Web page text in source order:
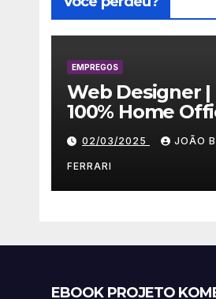
EMPREGOS
Web Designer |
100% Home
02/03/2025 JOÃO
FERRARI
EBOOK PROJETO